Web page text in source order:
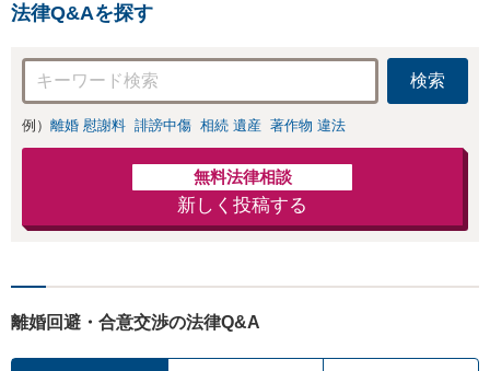
応可：開示請求の
意見照会が来たと
きの対処法、被害
者との示談交渉
法律Q&Aを探す
検索
例） 離婚 慰謝料 誹謗中傷 相続 遺産 著作物 違法
無料法律相談
新しく投稿する
離婚回避・合意交渉の法律Q&A